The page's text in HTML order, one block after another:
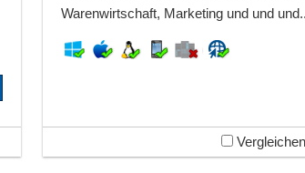
Warenwirtschaft, Marketing und und
Vergleichen